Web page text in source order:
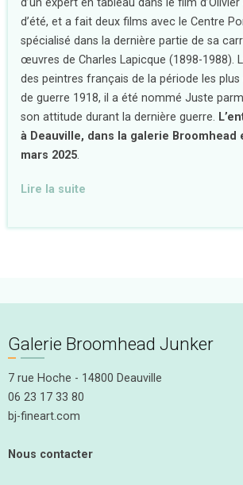
d’un expert en tableau dans le film d’Olivier
d’été, et a fait deux films avec le Centre
spécialisé dans la dernière partie de sa
œuvres de Charles Lapicque (1898-1988).
des peintres français de la période les plus
de guerre 1918, il a été nommé Juste
son attitude durant la dernière guerre.
à Deauville, dans la galerie Broomhead
mars 2025.
Lire la suite
Galerie Broomhead Junker
7 rue Hoche - 14800 Deauville
06 23 17 33 80
bj-fineart.com
Nous contacter